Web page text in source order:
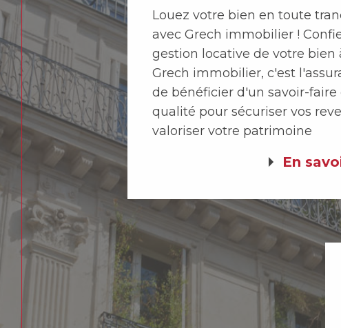
avec Grech immobilier !
gestion locative de votre bien
Grech immobilier, c'est
de bénéficier d'un savoir-faire
qualité pour sécuriser vos
valoriser votre patrimoine
En